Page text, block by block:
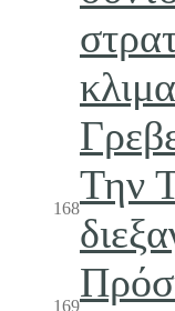
168
Την
169